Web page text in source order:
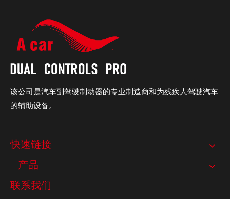
该公司是汽车副驾驶制动器的专业制造商和为残疾人驾驶汽车
的辅助设备。
快速链接
产品
联系我们